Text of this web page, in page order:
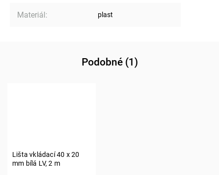
Materiál: plast
Podobné (1)
Lišta vkládací 40 x 20
mm bílá LV, 2 m